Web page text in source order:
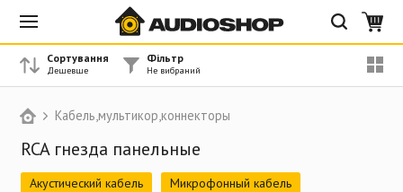
Кабель,мультикор,коннекторы
RCA гнезда панельные
Акустический кабель
Микрофонный кабель
Сортування Фільтр